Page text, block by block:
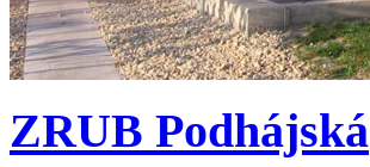
ZRUB Podhájská